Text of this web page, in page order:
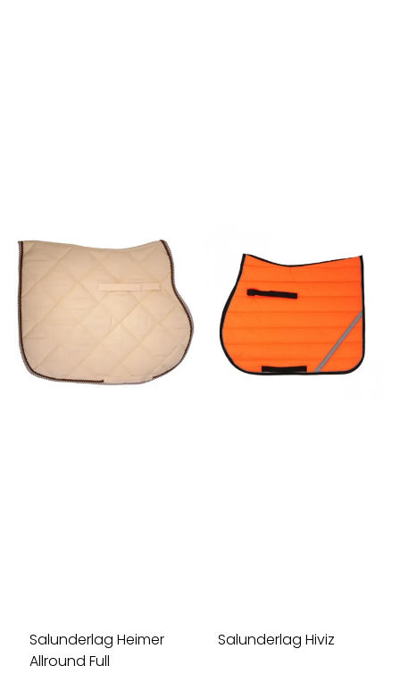
Salunderlag Heimer
Allround Full
Salunderlag Hiviz